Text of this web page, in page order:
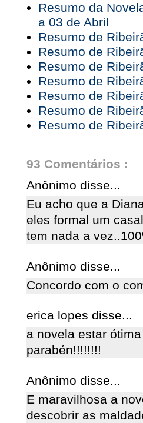
Resumo da
a 03 de Abril
Resumo de
Resumo de
Resumo de
Resumo de
Resumo de
Resumo de
Resumo de
93 Comentários :
Anônimo disse...
Eu acho que a
eles formal um
tem nada a
Anônimo disse...
Concordo com o
erica lopes disse...
a novela estar
parabén!!!!!!!!
Anônimo disse...
E maravilhosa a
descobrir as